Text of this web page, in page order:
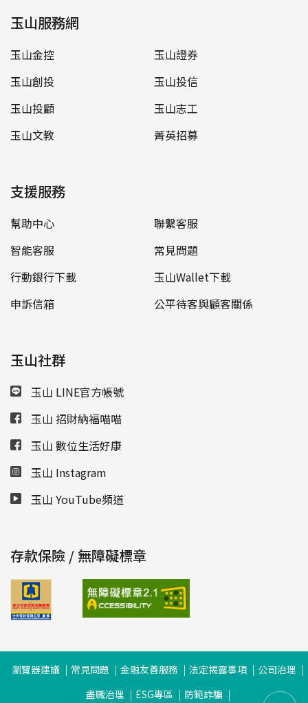
玉山服務網
玉山金控
玉山證券
玉山創投
玉山投信
玉山投顧
玉山志工
玉山文教
菁英招募
支援服務
幫助中心
聯繫客服
智能客服
常見問題
行動銀行下載
玉山Wallet下載
申訴信箱
公平待客與顧客關係
玉山社群
玉山 LINE官方帳號
玉山 招財納福喵喵
玉山 數位生活好康
玉山 Instagram
玉山 YouTube頻道
存款保險 / 無障礙標章
瀏覽器建議 常見問題 金融友善服務 法定揭露事項
公司治理
盡職治理
ESG專區 防範詐騙